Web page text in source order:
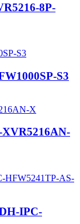
8P-
S3
IPC-